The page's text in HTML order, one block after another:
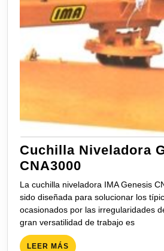
Cuchilla Niveladora
CNA3000
Niveladora
Genesis
CNA3000
La cuchilla niveladora IMA Genesis
sido diseñada para solucionar los
ocasionados por las irregularidades
gran versatilidad de trabajo es
LEER MÁS LEER